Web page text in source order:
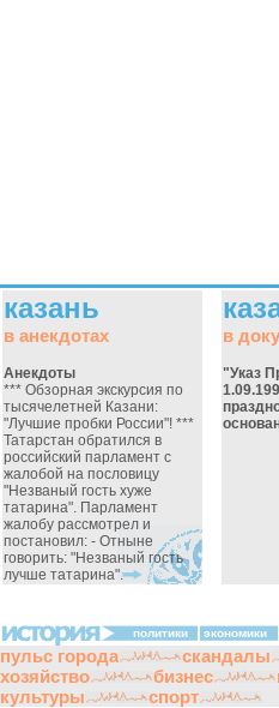
казань
в анекдотах
Анекдоты
*** Обзорная экскурсия по
тысячелетней Казани:
"Лучшие пробки России"! ***
Татарстан обратился в
российский парламент с
жалобой на пословицу
"Незваный гость хуже
татарина". Парламент
жалобу рассмотрел и
постановил: - Отныне
говорить: "Незваный гость
лучше татарина".
в
"Указ
политики экономики
пульс города скандалы
хозяйство
бизнес
культуры
спорт